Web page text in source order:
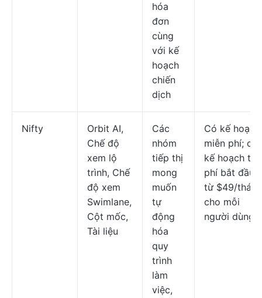
hóa
đơn
cùng
với kế
hoạch
chiến
dịch
Nifty
Orbit AI,
Chế độ
xem lộ
trình, Chế
độ xem
Swimlane,
Cột mốc,
Tài liệu
Các
nhóm
tiếp thị
mong
muốn
tự
động
hóa
quy
trình
làm
việc,
Có kế hoạch
miễn phí; các
kế hoạch trả
phí bắt đầu
từ $49/tháng
cho mỗi
người dùng